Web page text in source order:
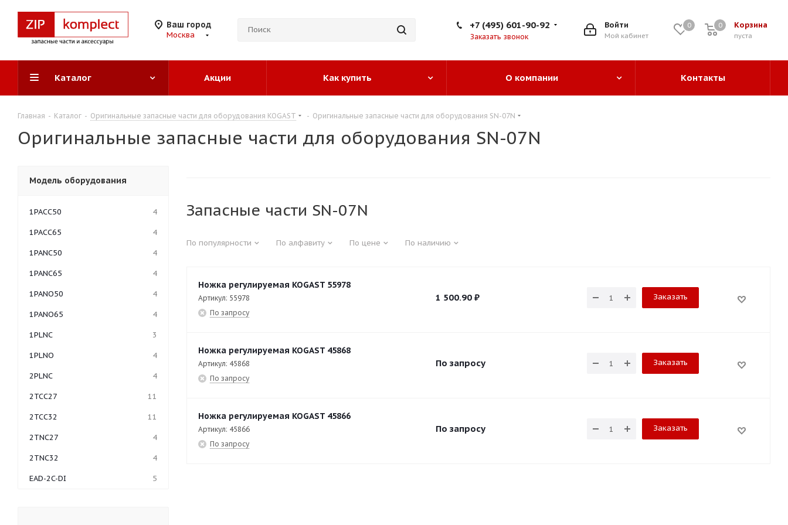
Ваш город
Москва
0 Корзина
0
пуста
0
Войти
Мой кабинет
+7 (495) 601-90-92
Заказать звонок
Каталог Акции Как купить О компании Контакты
Главная - Каталог - Оригинальные запасные части для оборудования KOGAST - Оригинальные запасные части для оборудования SN-07N
Оригинальные запасные части для оборудования SN-07N
Запасные части SN-07N
По популярности По алфавиту По цене По наличию
Ножка регулируемая KOGAST 55978
Артикул: 55978
По запросу
1 500.90 ₽ Заказать
Ножка регулируемая KOGAST 45868
Артикул: 45868
По запросу
По запросу Заказать
Ножка регулируемая KOGAST 45866
Артикул: 45866
По запросу
По запросу Заказать
Модель оборудования
1PACC50 4
1PACC65 4
1PANC50 4
1PANC65 4
1PANO50 4
1PANO65 4
1PLNC 3
1PLNO 4
2PLNC 4
2TCC27 11
2TCC32 11
2TNC27 4
2TNC32 4
EAD-2C-DI 5